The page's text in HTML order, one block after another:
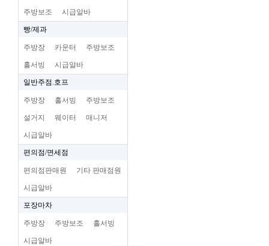
주방보조 시급알바
빵/제과
주방장 카운터 주방보조
홀서빙 시급알바
일반주점.호프
주방장 홀서빙 주방보조
설거지 웨이터 매니저
시급알바
편의점/면세점
편의점판매원 기타 판매점원
시급알바
포장마차
주방장 주방보조 홀서빙
시급알바